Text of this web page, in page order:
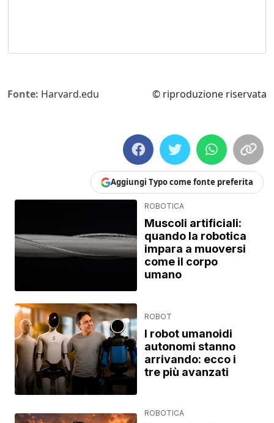
Fonte: Harvard.edu © riproduzione riservata
Aggiungi Typo come fonte preferita
ROBOTICA
Muscoli artificiali:
quando la robotica
impara a muoversi
come il corpo
umano
ROBOT
I robot umanoidi
autonomi stanno
arrivando: ecco i
tre più avanzati
ROBOTICA